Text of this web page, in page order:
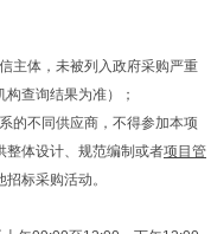
主体，未被列入政府采购严重
查询结果为准）；
的不同供应商，不得参加本项
整体设计、规范编制或者项目管
标采购活动。